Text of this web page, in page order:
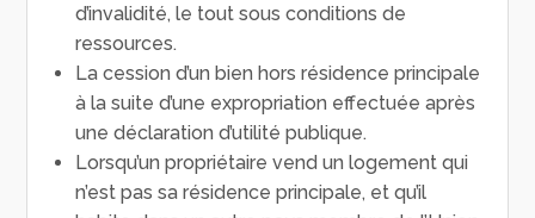
d’invalidité, le tout sous conditions de
ressources.
La cession d’un bien hors résidence principale
à la suite d’une expropriation effectuée après
une déclaration d’utilité publique.
Lorsqu’un propriétaire vend un logement qui
n’est pas sa résidence principale, et qu’il